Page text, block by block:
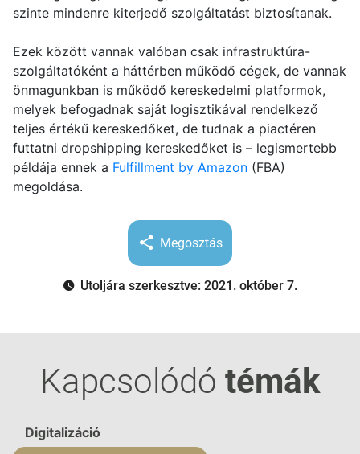
szinte mindenre kiterjedő szolgáltatást biztosítanak.
Ezek között vannak valóban csak infrastruktúra-
szolgáltatóként a háttérben működő cégek, de vannak
önmagunkban is működő kereskedelmi platformok,
melyek befogadnak saját logisztikával rendelkező
teljes értékű kereskedőket, de tudnak a piactéren
futtatni dropshipping kereskedőket is – legismertebb
példája ennek a Fulfillment by Amazon (FBA)
megoldása.
Megosztás
Utoljára szerkesztve: 2021. október 7.
Kapcsolódó témák
Digitalizáció